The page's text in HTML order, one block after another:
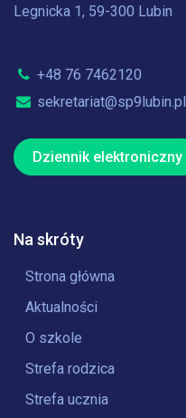
Legnicka 1, 59-300 Lubin
+48 76 7462120
sekretariat@sp9lubin.pl
Dziennik elektroniczny
Na skróty
Strona główna
Aktualności
O szkole
Strefa rodzica
Strefa ucznia